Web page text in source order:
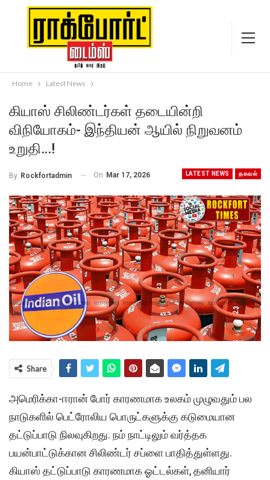
Home Latest News
கியாஸ் சிலிண்டர்கள் தடையின்றி
விநியோகம்- இந்தியன் ஆயில் நிறுவனம்
உறுதி…!
LATEST NEWS தகவல்
By Rockfortadmin On Mar 17, 2026
Share
அமெரிக்கா-ஈரான் போர் காரணமாக உலகம் முழுவதும் பல
நாடுகளில் பெட்ரோலிய பொருட்களுக்கு கடுமையான
தட்டுப்பாடு நிலவுகிறது. நம் நாட்டிலும் வர்த்தக
பயன்பாட்டுக்கான சிலிண்டர் சப்ளை பாதித்துள்ளது.
கியாஸ் தட்டுப்பாடு காரணமாக ஓட்டல்கள், தனியார்